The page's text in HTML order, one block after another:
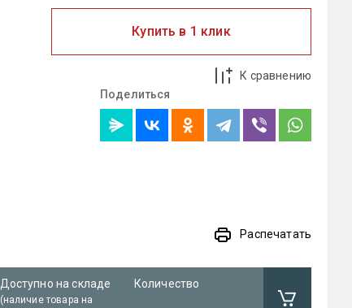
Купить в 1 клик
К сравнению
Поделиться
Распечатать
Доступно на складе
(наличие товара на
Количество